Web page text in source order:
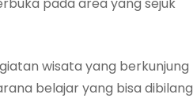
wisata yang berkunjung
belajar yang bisa dibilang